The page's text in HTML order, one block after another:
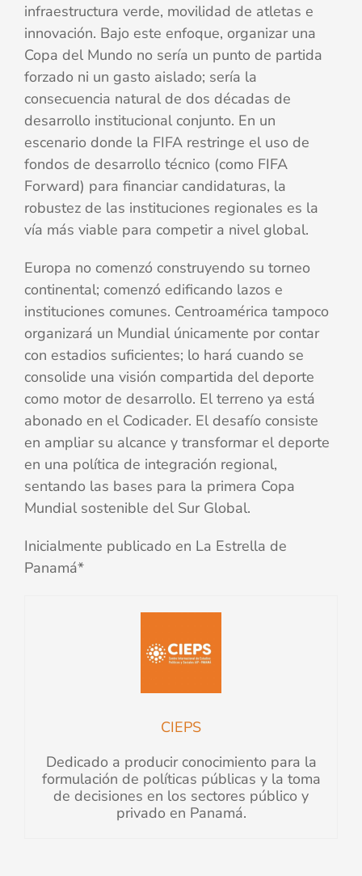
infraestructura verde, movilidad de atletas e
innovación. Bajo este enfoque, organizar una
Copa del Mundo no sería un punto de partida
forzado ni un gasto aislado; sería la
consecuencia natural de dos décadas de
desarrollo institucional conjunto. En un
escenario donde la FIFA restringe el uso de
fondos de desarrollo técnico (como FIFA
Forward) para financiar candidaturas, la
robustez de las instituciones regionales es la
vía más viable para competir a nivel global.
Europa no comenzó construyendo su torneo
continental; comenzó edificando lazos e
instituciones comunes. Centroamérica tampoco
organizará un Mundial únicamente por contar
con estadios suficientes; lo hará cuando se
consolide una visión compartida del deporte
como motor de desarrollo. El terreno ya está
abonado en el Codicader. El desafío consiste
en ampliar su alcance y transformar el deporte
en una política de integración regional,
sentando las bases para la primera Copa
Mundial sostenible del Sur Global.
Inicialmente publicado en La Estrella de
Panamá*
CIEPS
Dedicado a producir conocimiento para la
formulación de políticas públicas y la toma
de decisiones en los sectores público y
privado en Panamá.